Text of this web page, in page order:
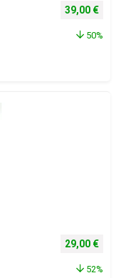
Izvorna
39,00 €
50%
Izvorna
29,00 €
52%